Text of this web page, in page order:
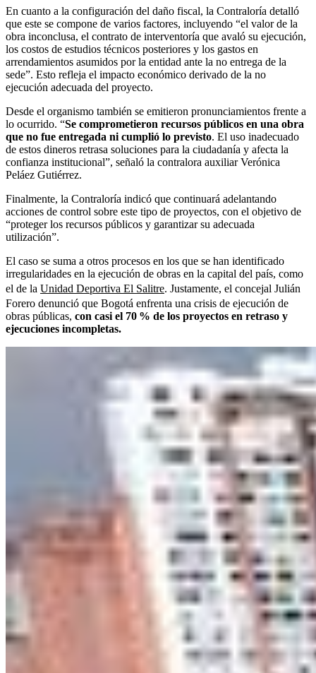
En cuanto a la configuración del daño fiscal, la Contraloría detalló
que este se compone de varios factores, incluyendo “el valor de la
obra inconclusa, el contrato de interventoría que avaló su ejecución,
los costos de estudios técnicos posteriores y los gastos en
arrendamientos asumidos por la entidad ante la no entrega de la
sede”. Esto refleja el impacto económico derivado de la no
ejecución adecuada del proyecto.
Desde el organismo también se emitieron pronunciamientos frente a
lo ocurrido. “Se comprometieron recursos públicos en una obra
que no fue entregada ni cumplió lo previsto. El uso inadecuado
de estos dineros retrasa soluciones para la ciudadanía y afecta la
confianza institucional”, señaló la contralora auxiliar Verónica
Peláez Gutiérrez.
Finalmente, la Contraloría indicó que continuará adelantando
acciones de control sobre este tipo de proyectos, con el objetivo de
“proteger los recursos públicos y garantizar su adecuada
utilización”.
El caso se suma a otros procesos en los que se han identificado
irregularidades en la ejecución de obras en la capital del país, como
el de la Unidad Deportiva El Salitre. Justamente, el concejal Julián
Forero denunció que Bogotá enfrenta una crisis de ejecución de
obras públicas, con casi el 70 % de los proyectos en retraso y
ejecuciones incompletas.